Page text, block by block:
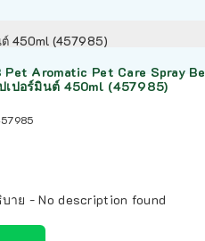
นต์ 450ml (457985)
Pet Aromatic Pet Care Spray
เปอร์มินต์ 450ml (457985)
าย - No description found